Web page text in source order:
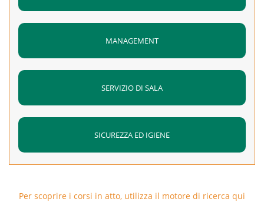
Abilità del barista
Lo scopo di questo modulo è quello di assicurare che tu sia
in grado di creare un espresso perfettamente bilanciato e
abilità nel trattamento del latte per realizzare accattivanti
decorazioni di latte art. Far pratica con i processi più
efficienti e realizzere drink di alta qualità seguendo le
procedure corrette; infine, ci concentreremo sull’assistenza
al cliente. Esercitazioni pratiche
MANAGEMENT
SERVIZIO DI SALA
SICUREZZA ED IGIENE
Per scoprire i corsi in atto, utilizza il motore di ricerca qui